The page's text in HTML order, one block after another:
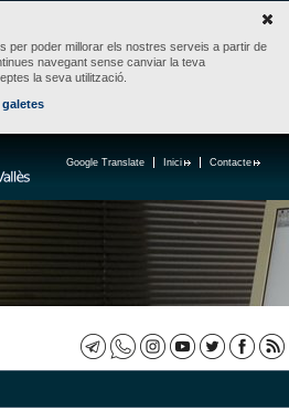
per poder millorar els nostres serveis a partir de
navegant sense canviar la teva
la seva utilització.
Contacte
Inici
Google Translate